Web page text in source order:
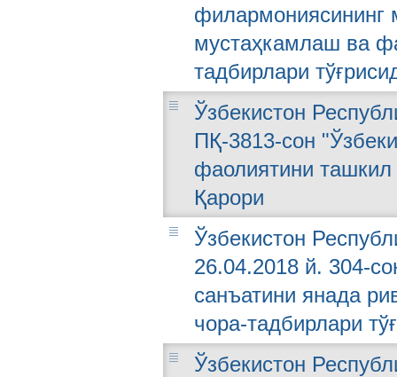
филармониясининг
мустаҳкамлаш ва
тадбирлари
Ўзбекистон
ПҚ-3813-сон
фаолиятини ташкил
Қарори
Ўзбекистон
26.04.2018 й. 304-
санъатини янада
чора-тадбирлари
Ўзбекистон